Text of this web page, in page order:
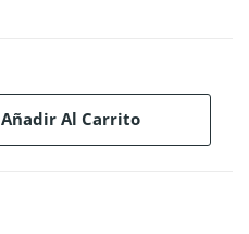
Añadir Al Carrito